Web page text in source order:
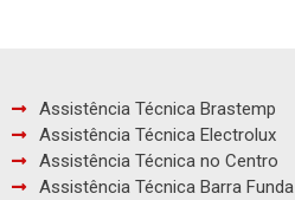
Assistência Técnica Brastemp
Assistência Técnica Electrolux
Assistência Técnica no Centro
Assistência Técnica Barra Funda